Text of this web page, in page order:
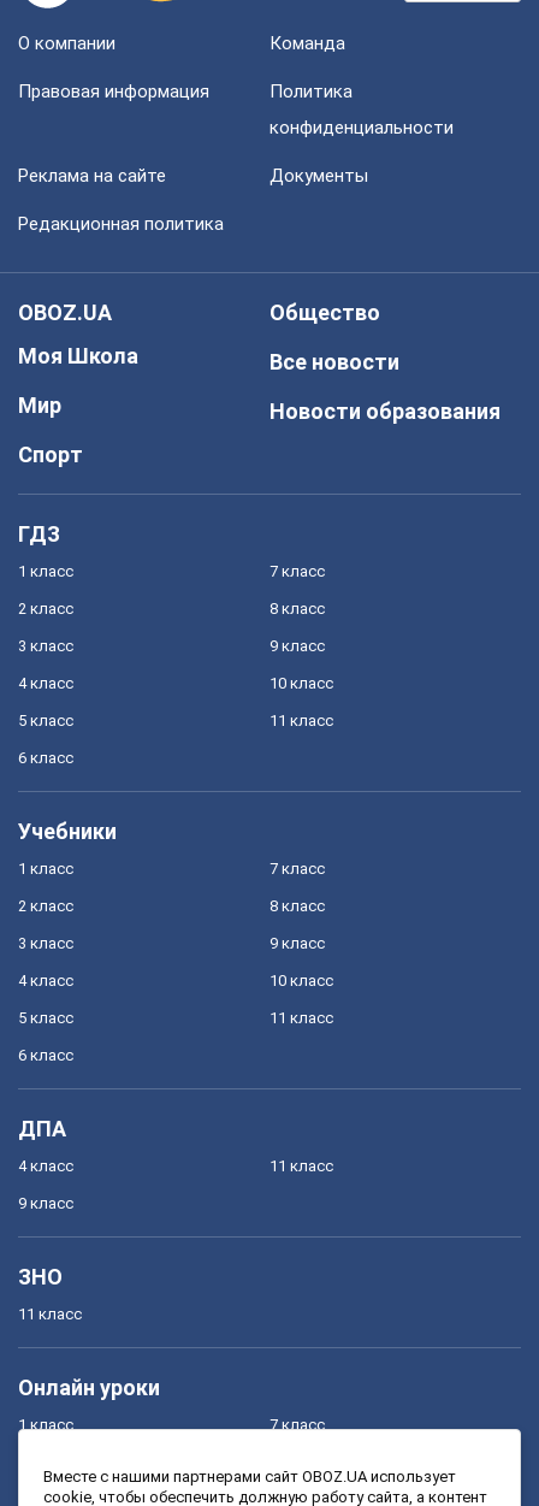
О компании Команда
Правовая информация
Политика
конфиденциальности
Реклама на сайте Документы
Редакционная политика
OBOZ.UA
Моя Школа
Мир
Спорт
Общество
Все новости
Новости образования
ГДЗ
1 класс
2 класс
3 класс
4 класс
5 класс
6 класс
7 класс
8 класс
9 класс
10 класс
11 класс
Учебники
1 класс
2 класс
3 класс
4 класс
5 класс
6 класс
7 класс
8 класс
9 класс
10 класс
11 класс
ДПА
4 класс
9 класс
11 класс
ЗНО
11 класс
Онлайн уроки
1 класс
3 класс
7 класс
9 класс
Вместе с нашими партнерами сайт OBOZ.UA использует
cookie, чтобы обеспечить должную работу сайта, а контент